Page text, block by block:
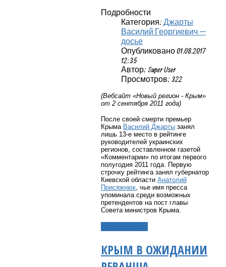
Подробности
Категория: Джарты
Василий Георгиевич —
досье
Опубликовано 01.08.2017
12:35
Автор: Super User
Просмотров: 322
(Вебсайт «Новый регион - Крым»
от 2 сентября 2011 года)
После своей смерти премьер
Крыма Василий Джарты занял
лишь 13-е место в рейтинге
руководителей украинских
регионов, составленном газетой
«Комментарии» по итогам первого
полугодия 2011 года. Первую
строчку рейтинга занял губернатор
Киевской области Анатолий
Присяжнюк , чье имя пресса
упоминала среди возможных
претендентов на пост главы
Совета министров Крыма.
КРЫМ В ОЖИДАНИИ